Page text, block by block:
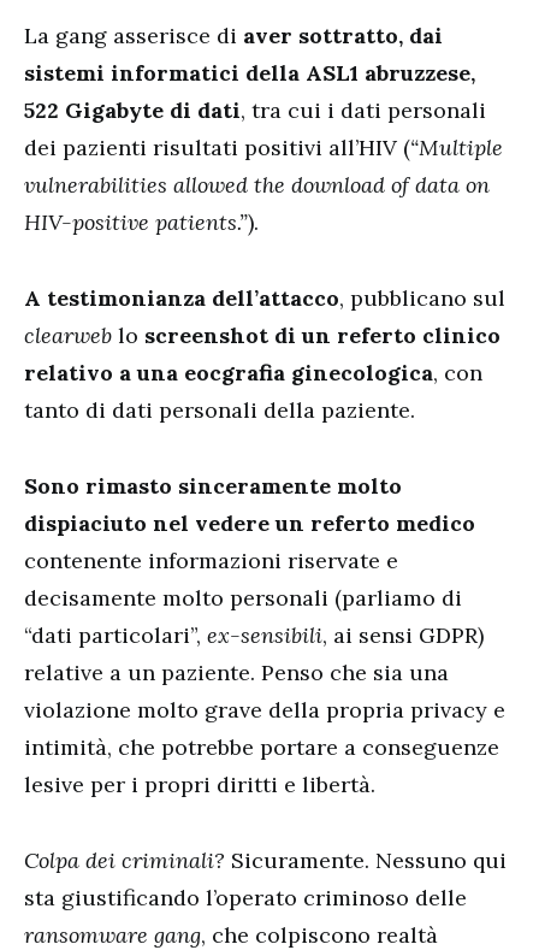
La gang asserisce di aver sottratto, dai
sistemi informatici della ASL1 abruzzese,
522 Gigabyte di dati, tra cui i dati personali
dei pazienti risultati positivi all’HIV (“Multiple
vulnerabilities allowed the download of data on
HIV-positive patients.”).
A testimonianza dell’attacco, pubblicano sul
clearweb lo screenshot di un referto clinico
relativo a una eocgrafia ginecologica, con
tanto di dati personali della paziente.
Sono rimasto sinceramente molto
dispiaciuto nel vedere un referto medico
contenente informazioni riservate e
decisamente molto personali (parliamo di
“dati particolari”, ex-sensibili, ai sensi GDPR)
relative a un paziente. Penso che sia una
violazione molto grave della propria privacy e
intimità, che potrebbe portare a conseguenze
lesive per i propri diritti e libertà.
Colpa dei criminali? Sicuramente. Nessuno qui
sta giustificando l’operato criminoso delle
ransomware gang, che colpiscono realtà